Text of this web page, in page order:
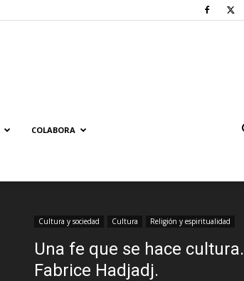
COLABORA
Cultura y sociedad Cultura Religión y espiritualidad
Una fe que se hace cultura.
Fabrice Hadjadj.